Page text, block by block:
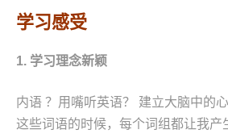
学习感受
1. 学习理念新颖
内语 ？用嘴听英语？ 建立大脑中的
这些词语的时候，每个词组都让我产